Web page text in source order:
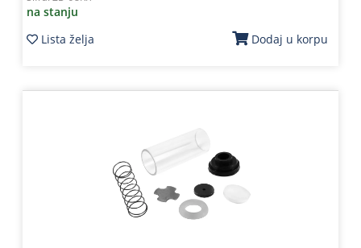
na stanju
Lista želja
Dodaj u korpu